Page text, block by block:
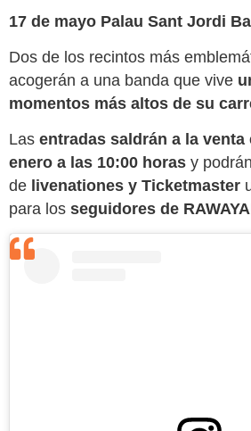
17 de mayo Palau Sant Jordi
Dos de los recintos más
acogerán a una banda que vive
momentos más altos de su
Las entradas saldrán a la venta
enero a las 10:00 horas y
de livenationes y Ticketmaster
para los seguidores de